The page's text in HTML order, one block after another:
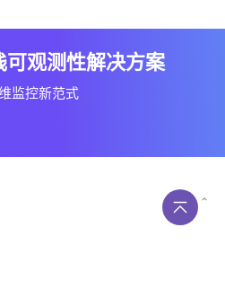
观测性解决方案
监控新范式